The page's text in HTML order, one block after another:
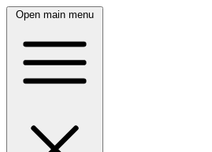
Open main menu